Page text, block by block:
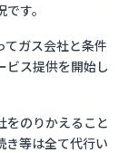
す。
てガス会社と条件
ビス提供を開始し
をのりかえること
き等は全て代行い